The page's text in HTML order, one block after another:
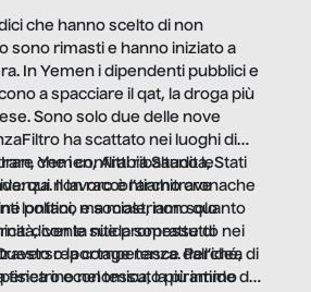
che hanno scelto di non
sono rimasti e hanno iniziato a
In Yemen i dipendenti pubblici e
a spacciare il qat, la droga più
Sono solo due delle nove
ha scattato nei luoghi di
che i conflitti ribaltano le
Il lavoro è l’architrave
politico e sociale, non solo
diventa nitida soprattutto nei
reportage nasce dall’idea
nel tessuto più intimo
Yemen, Arabia Saudita, Stati
qui non raccontiamo cronache
lontani, ma mostriamo quanto
con le sue promesse di
la competenza. Perché, di
fisica o economica, la piramide del